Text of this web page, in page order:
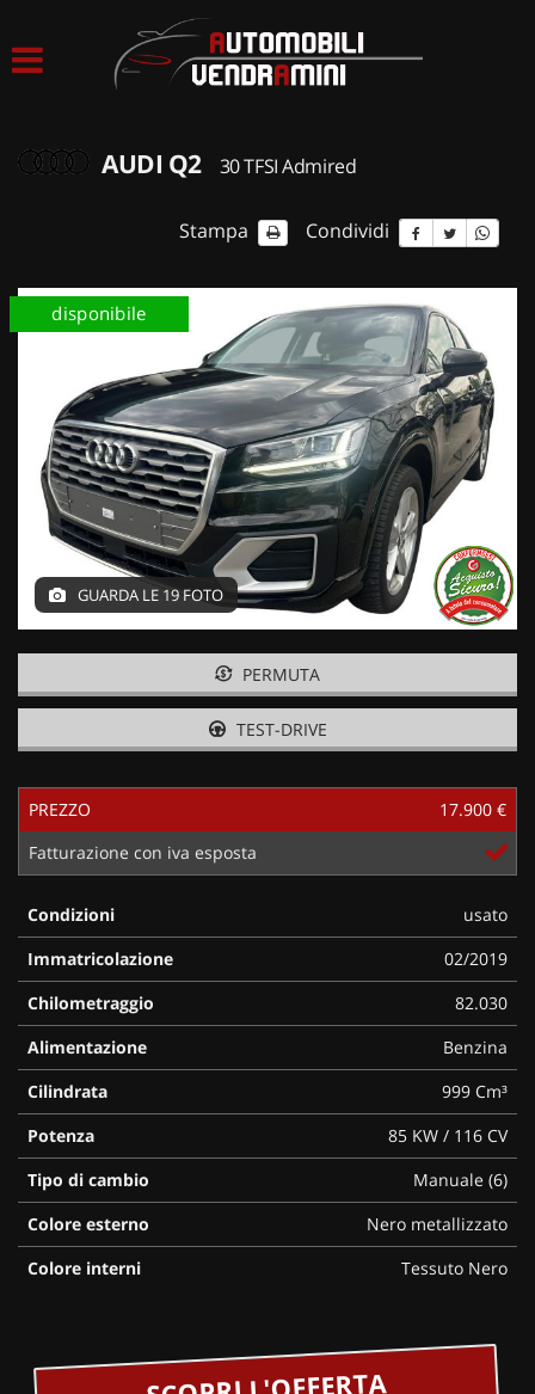
ACQUISTIAMO USATO
CONTATTI
AUDI Q2 30 TFSI Admired
Stampa Condividi
disponibile
GUARDA LE 19 FOTO
PERMUTA
TEST-DRIVE
PREZZO
17.900 €
Fatturazione con iva esposta
Condizioni
usato
Immatricolazione
02/2019
Chilometraggio
82.030
Alimentazione
Benzina
Cilindrata
999 Cm³
Potenza
85 KW / 116 CV
Tipo di cambio
Manuale (6)
Colore esterno
Nero metallizzato
Colore interni
Tessuto Nero